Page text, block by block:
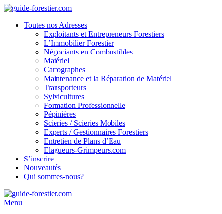
Toutes nos Adresses
Exploitants et Entrepreneurs Forestiers
L’Immobilier Forestier
Négociants en Combustibles
Matériel
Cartographes
Maintenance et la Réparation de Matériel
Transporteurs
Sylvicultures
Formation Professionnelle
Pépinières
Scieries / Scieries Mobiles
Experts / Gestionnaires Forestiers
Entretien de Plans d’Eau
Elagueurs-Grimpeurs.com
S’inscrire
Nouveautés
Qui sommes-nous?
Menu